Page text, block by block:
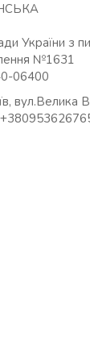
України з
№1631
06400
вул.Велика